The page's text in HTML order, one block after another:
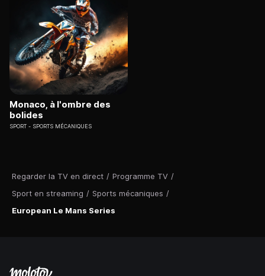
Regarder la TV en direct / Programme TV /
Sport en streaming / Sports mécaniques /
European Le Mans Series
Monaco, à l'ombre des
bolides
SPORT SPORTS MÉCANIQUES